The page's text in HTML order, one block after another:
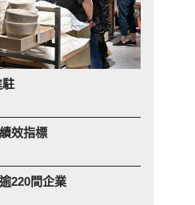
駐
效指標
220間企業